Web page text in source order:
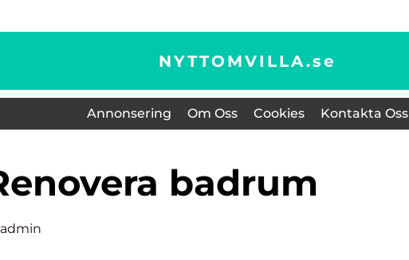
NYTTOMVILLA.se
Annonsering Om Oss Cookies Kontakta Oss
renovera badrum
admin